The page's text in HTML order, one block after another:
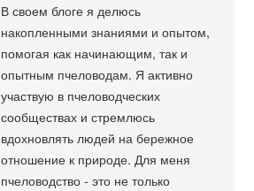
В своем блоге я делюсь
накопленными знаниями и опытом,
помогая как начинающим, так и
опытным пчеловодам. Я активно
участвую в пчеловодческих
сообществах и стремлюсь
вдохновлять людей на бережное
отношение к природе. Для меня
пчеловодство - это не только